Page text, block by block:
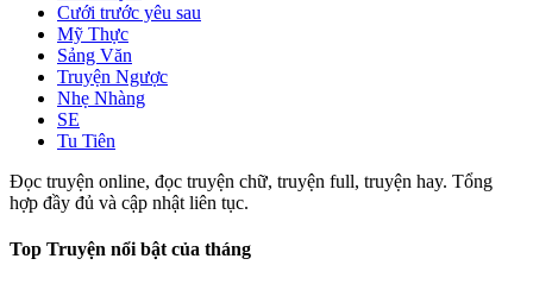
Cưới trước yêu sau
Mỹ Thực
Sảng Văn
Truyện Ngược
Nhẹ Nhàng
SE
Tu Tiên
Đọc truyện online, đọc truyện chữ, truyện full, truyện hay. Tổng
hợp đầy đủ và cập nhật liên tục.
Top Truyện nổi bật của tháng